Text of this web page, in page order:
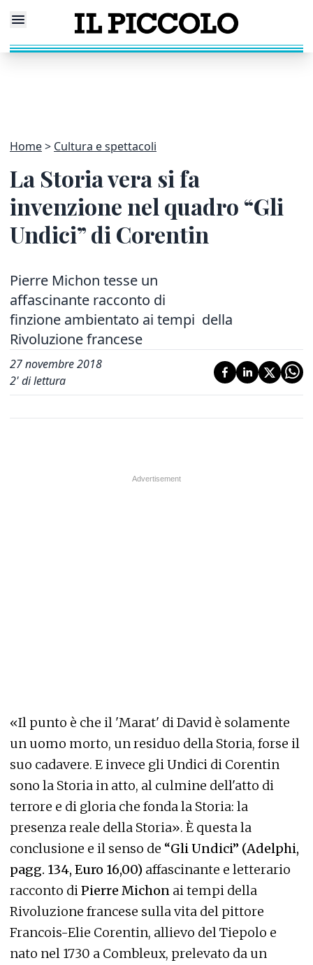
Home Cultura e spettacoli
La Storia vera si fa
invenzione nel quadro “Gli
Undici” di Corentin
Pierre Michon tesse un
affascinante racconto di
finzione ambientato ai tempi della
Rivoluzione francese
27 novembre 2018
2' di lettura
«Il punto è che il 'Marat' di David è solamente
un uomo morto, un residuo della Storia, forse il
suo cadavere. E invece gli Undici di Corentin
sono la Storia in atto, al culmine dell'atto di
terrore e di gloria che fonda la Storia: la
presenza reale della Storia». È questa la
conclusione e il senso de “Gli Undici” (Adelphi,
pagg. 134, Euro 16,00) affascinante e letterario
racconto diPierre Michon ai tempi della
Rivoluzione francese sulla vita del pittore
Francois-Elie Corentin, allievo del Tiepolo e
nato nel 1730 a Combleux, prelevato da un